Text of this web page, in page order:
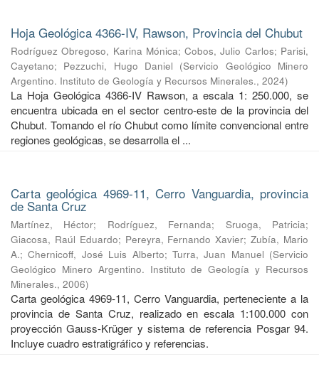
Hoja Geológica 4366-IV, Rawson, Provincia del Chubut
Rodríguez Obregoso, Karina Mónica;Cobos, Julio Carlos; Parisi,
Cayetano; Pezzuchi, Hugo Daniel (Servicio Geológico Minero
Argentino. Instituto de Geología y Recursos Minerales., 2024)
La Hoja Geológica 4366-IV Rawson, a escala 1: 250.000, se
encuentra ubicada en el sector centro-este de la provincia del
Chubut. Tomando el río Chubut como límite convencional entre
regiones geológicas, se desarrolla el ...
Carta geológica 4969-11, Cerro Vanguardia, provincia
de Santa Cruz
Martínez, Héctor; Rodríguez, Fernanda; Sruoga, Patricia;
Giacosa, Raúl Eduardo; Pereyra, Fernando Xavier;Zubía, Mario
A.;Chernicoff, José Luis Alberto; Turra, Juan Manuel (Servicio
Geológico Minero Argentino. Instituto de Geología y Recursos
Minerales., 2006)
Carta geológica 4969-11, Cerro Vanguardia, perteneciente a la
provincia de Santa Cruz, realizado en escala 1:100.000 con
proyección Gauss-Krüger y sistema de referencia Posgar 94.
Incluye cuadro estratigráfico y referencias.